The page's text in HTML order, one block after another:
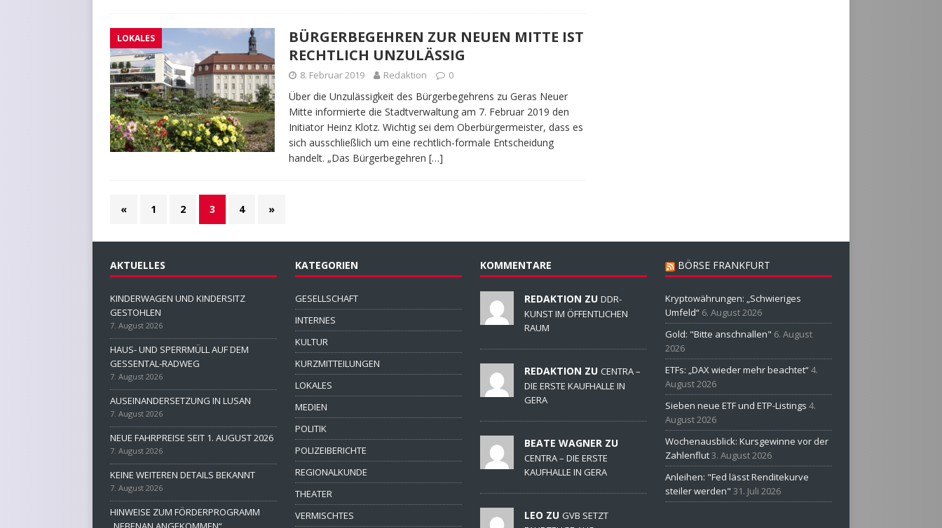
LOKALES
BÜRGERBEGEHREN ZUR NEUEN MITTE IST
RECHTLICH UNZULÄSSIG
8. Februar 2019 Redaktion 0
Über die Unzulässigkeit des Bürgerbegehrens zu Geras Neuer
Mitte informierte die Stadtverwaltung am 7. Februar 2019 den
Initiator Heinz Klotz. Wichtig sei dem Oberbürgermeister, dass es
sich ausschließlich um eine rechtlich-formale Entscheidung
handelt. „Das Bürgerbegehren […]
« 1 2 3 4 »
AKTUELLES
KINDERWAGEN UND KINDERSITZ
GESTOHLEN
7. August 2026
HAUS- UND SPERRMÜLL AUF DEM
GESSENTAL-RADWEG
7. August 2026
AUSEINANDERSETZUNG IN LUSAN
7. August 2026
NEUE FAHRPREISE SEIT 1. AUGUST 2026
7. August 2026
KEINE WEITEREN DETAILS BEKANNT
7. August 2026
HINWEISE ZUM FÖRDERPROGRAMM
KATEGORIEN
GESELLSCHAFT
INTERNES
KULTUR
KURZMITTEILUNGEN
LOKALES
MEDIEN
POLITIK
POLIZEIBERICHTE
REGIONALKUNDE
THEATER
VERMISCHTES
KOMMENTARE
REDAKTION ZU DDR-
KUNST IM ÖFFENTLICHEN
RAUM
REDAKTION ZU CENTRA –
DIE ERSTE KAUFHALLE IN
GERA
BEATE WAGNER ZU
CENTRA – DIE ERSTE
KAUFHALLE IN GERA
LEO ZU GVB SETZT
BÖRSE FRANKFURT
Kryptowährungen: „Schwieriges
Umfeld“ 6. August 2026
Gold: "Bitte anschnallen" 6. August
2026
ETFs: „DAX wieder mehr beachtet“4.
August 2026
Sieben neue ETF und ETP-Listings 4.
August 2026
Wochenausblick: Kursgewinne vor der
Zahlenflut3. August 2026
Anleihen: "Fed lässt Renditekurve
steiler werden" 31. Juli 2026